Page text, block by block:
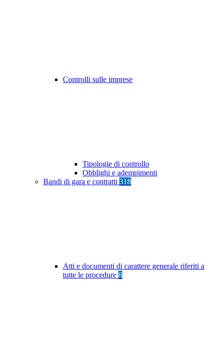
Controlli sulle imprese
Tipologie di controllo
Obblighi e adempimenti
Bandi di gara e contratti 318
Atti e documenti di carattere generale riferiti a
tutte le procedure 8